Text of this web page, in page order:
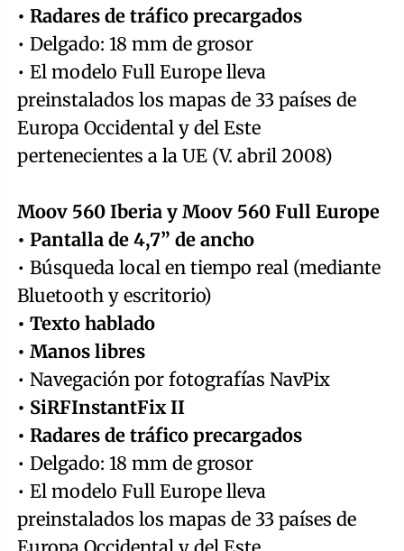
• Radares de tráfico precargados
• Delgado: 18 mm de grosor
• El modelo Full Europe lleva
preinstalados los mapas de 33 países de
Europa Occidental y del Este
pertenecientes a la UE (V. abril 2008)
Moov 560 Iberia y Moov 560 Full Europe
• Pantalla de 4,7” de ancho
• Búsqueda local en tiempo real (mediante
Bluetooth y escritorio)
• Texto hablado
• Manos libres
• Navegación por fotografías NavPix
• SiRFInstantFix II
• Radares de tráfico precargados
• Delgado: 18 mm de grosor
• El modelo Full Europe lleva
preinstalados los mapas de 33 países de